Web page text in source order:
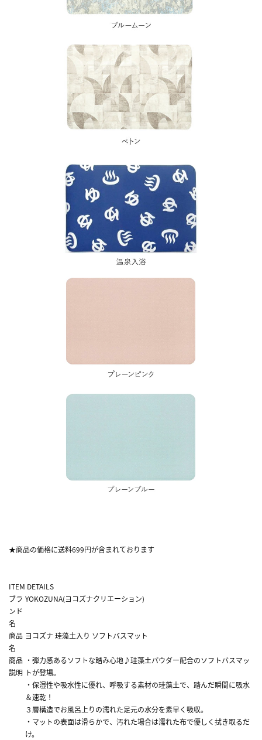
★商品の価格に送料699円が含まれております
ITEM DETAILS
ブラ
ンド
名
YOKOZUNA(ヨコズナクリエーション)
商品
名
ヨコズナ 珪藻土入り ソフトバスマット
商品
説明
・弾力感あるソフトな踏み心地♪珪藻土パウダー配合のソフトバスマッ
トが登場。
・保湿性や吸水性に優れ、呼吸する素材の珪藻土で、踏んだ瞬間に吸水
＆速乾！
３層構造でお風呂上りの濡れた足元の水分を素早く吸収。
・マットの表面は滑らかで、汚れた場合は濡れた布で優しく拭き取るだ
け。